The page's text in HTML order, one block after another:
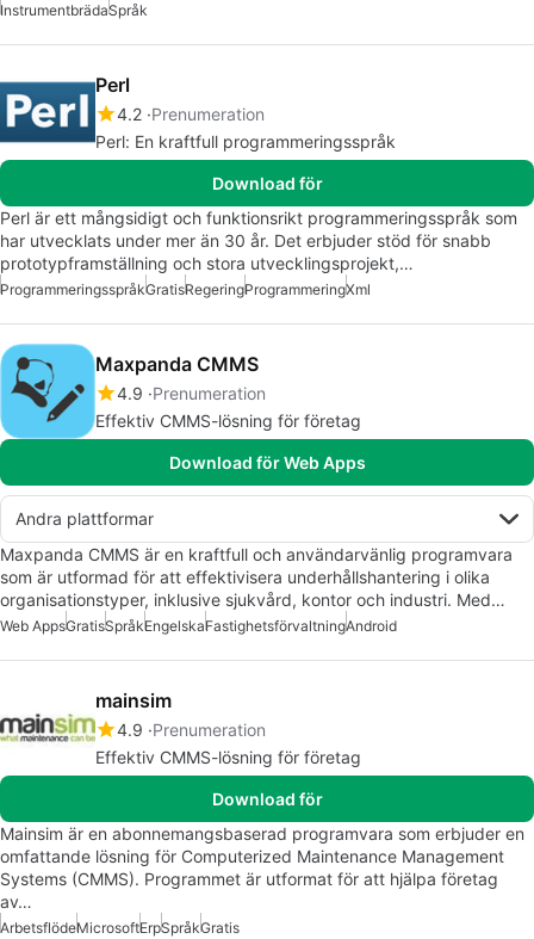
InstrumentbrädaSpråk
Perl
4.2 Prenumeration
Perl: En kraftfull programmeringsspråk
Download för
Perl är ett mångsidigt och funktionsrikt programmeringsspråk som
har utvecklats under mer än 30 år. Det erbjuder stöd för snabb
prototypframställning och stora utvecklingsprojekt,…
ProgrammeringsspråkGratisRegeringProgrammeringXml
Maxpanda CMMS
4.9 Prenumeration
Effektiv CMMS-lösning för företag
Download för Web Apps
Andra plattformar
Maxpanda CMMS är en kraftfull och användarvänlig programvara
som är utformad för att effektivisera underhållshantering i olika
organisationstyper, inklusive sjukvård, kontor och industri. Med…
Web AppsGratisSpråkEngelskaFastighetsförvaltningAndroid
mainsim
4.9 Prenumeration
Effektiv CMMS-lösning för företag
Download för
Mainsim är en abonnemangsbaserad programvara som erbjuder en
omfattande lösning för Computerized Maintenance Management
Systems (CMMS). Programmet är utformat för att hjälpa företag
av…
ArbetsflödeMicrosoftErpSpråkGratis